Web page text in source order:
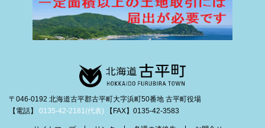
〒046-0192 北海道古平郡古平町大字浜町50番地 古平町役場
【電話】 0135-42-2181(代表) 【FAX】0135-42-3583